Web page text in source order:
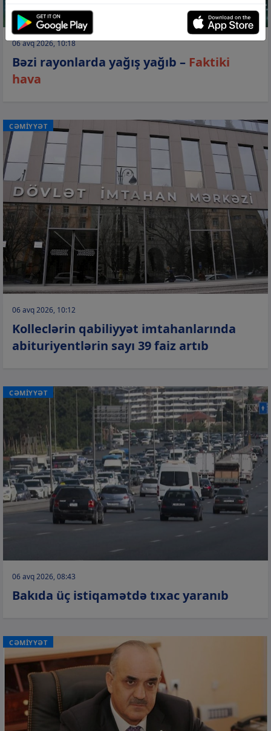
06 avq 2026, 10:18
Bəzi rayonlarda yağış yağıb – Faktiki
hava
CƏMİYYƏT
06 avq 2026, 10:12
Kolleclərin qabiliyyət imtahanlarında
abituriyentlərin sayı 39 faiz artıb
CƏMİYYƏT
06 avq 2026, 08:43
Bakıda üç istiqamətdə tıxac yaranıb
CƏMİYYƏT